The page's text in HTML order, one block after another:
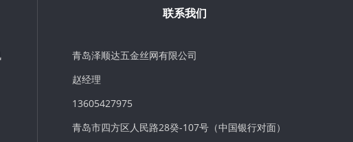
联系我们
青岛泽顺达五金丝网有限公司
赵经理
13605427975
青岛市四方区人民路28癸-107号（中国银行对面）